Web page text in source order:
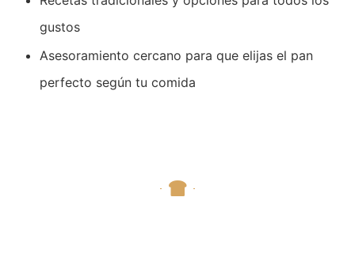
gustos
Asesoramiento cercano para que elijas el pan
perfecto según tu comida